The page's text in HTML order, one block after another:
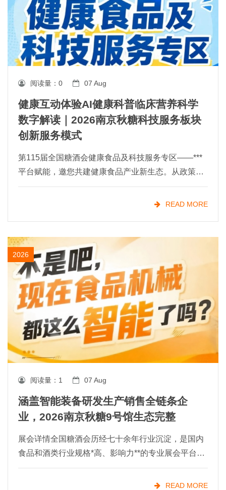
阅读量： 0 07 Aug
健康互动体验AI健康科普临床营养科学
数字解读｜2026南京秋糖科技服务板块
创新服务模式
第115届全国糖酒会健康食品及科技服务专区——***
平台赋能，邀您共建健康食品产业新生态。从政策风
口到市场刚需，健康食品的"黄金时代"已经开启！
READ MORE
2026
阅读量： 1 07 Aug
涵盖智能装备研发生产销售全链条企
业，2026南京秋糖9号馆生态完整
展会详情全国糖酒会历经七十余年行业沉淀，是国内
食品和酒类行业规格*高、影响力**的专业展会平台之
一。食品机械作为展会的核心支撑板块，多年来始终
聚焦食品加工技术升级、包装设备创新与成套装备方
READ MORE